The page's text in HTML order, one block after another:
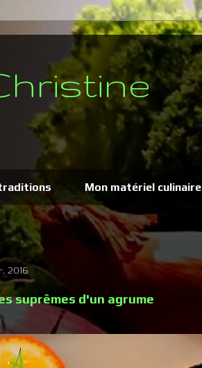
Mon matériel culinaire
2016
suprêmes d'un agrume